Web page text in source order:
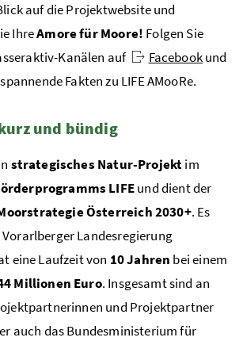
auf die Projektwebsite und
IhreAmore für Moore! Folgen Sie
Kanälen auf
Facebookund
Fakten zu LIFE AMooRe.
und bündig
strategisches Natur-Projektim
LIFEund dient der
Österreich 2030+. Es
Landesregierung
eine Laufzeit von 10 Jahren bei einem
Millionen Euro. Insgesamt sind an
und Projektpartner
auch das Bundesministerium für